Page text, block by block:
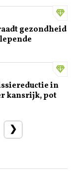
gezondheid
in
kansrijk, pot
❯